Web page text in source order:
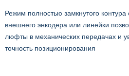
Режим полностью замкнутого контура
внешнего энкодера или линейки
люфты в механических передачах и
точность позиционирования